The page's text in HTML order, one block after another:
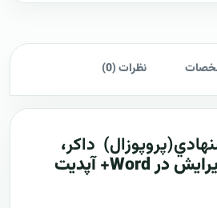
نظرات (0)
داکر،
لایه باز ، قابل ویرایش در Word+ آپدیت